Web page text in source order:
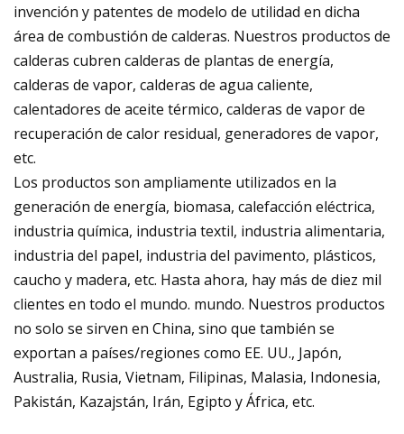
invención y patentes de modelo de utilidad en dicha
área de combustión de calderas. Nuestros productos de
calderas cubren calderas de plantas de energía,
calderas de vapor, calderas de agua caliente,
calentadores de aceite térmico, calderas de vapor de
recuperación de calor residual, generadores de vapor,
etc.
Los productos son ampliamente utilizados en la
generación de energía, biomasa, calefacción eléctrica,
industria química, industria textil, industria alimentaria,
industria del papel, industria del pavimento, plásticos,
caucho y madera, etc. Hasta ahora, hay más de diez mil
clientes en todo el mundo. mundo. Nuestros productos
no solo se sirven en China, sino que también se
exportan a países/regiones como EE. UU., Japón,
Australia, Rusia, Vietnam, Filipinas, Malasia, Indonesia,
Pakistán, Kazajstán, Irán, Egipto y África, etc.